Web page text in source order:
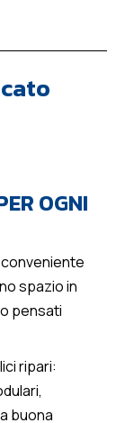
OGNI
spazio in
pensati
ripari:
buona